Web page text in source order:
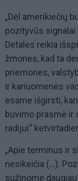
„Dėl amerikiečių
pozityvūs signalai
Detales reikia
žmones, kad ta
priemones,
ir kariuomenės
esame išgirsti,
buvimo prasmė ir
radijui“
„Apie terminus ir
nesikeičia (…).
sužinome